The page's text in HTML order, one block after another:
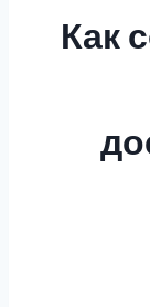
Как